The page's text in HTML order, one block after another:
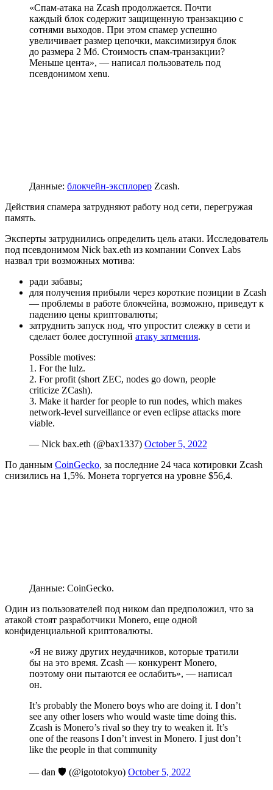
«Спам-атака на Zcash продолжается. Почти
каждый блок содержит защищенную транзакцию с
сотнями выходов. При этом спамер успешно
увеличивает размер цепочки, максимизируя блок
до размера 2 Мб. Стоимость спам-транзакции?
Меньше цента», — написал пользователь под
псевдонимом xenu.
Данные: блокчейн-эксплорер Zcash.
Действия спамера затрудняют работу нод сети, перегружая
память.
Эксперты затруднились определить цель атаки. Исследователь
под псевдонимом Nick bax.eth из компании Convex Labs
назвал три возможных мотива:
ради забавы;
для получения прибыли через короткие позиции в Zcash
— проблемы в работе блокчейна, возможно, приведут к
падению цены криптовалюты;
затруднить запуск нод, что упростит слежку в сети и
сделает более доступной атаку затмения.
Possible motives:
1. For the lulz.
2. For profit (short ZEC, nodes go down, people
criticize ZCash).
3. Make it harder for people to run nodes, which makes
network-level surveillance or even eclipse attacks more
viable.
— Nick bax.eth (@bax1337) October 5, 2022
По данным CoinGecko, за последние 24 часа котировки Zcash
снизились на 1,5%. Монета торгуется на уровне $56,4.
Данные: CoinGecko.
Один из пользователей под ником dan предположил, что за
атакой стоят разработчики Monero, еще одной
конфиденциальной криптовалюты.
«Я не вижу других неудачников, которые тратили
бы на это время. Zcash — конкурент Monero,
поэтому они пытаются ее ослабить», — написал
он.
It’s probably the Monero boys who are doing it. I don’t
see any other losers who would waste time doing this.
Zcash is Monero’s rival so they try to weaken it. It’s
one of the reasons I don’t invest in Monero. I just don’t
like the people in that community
— dan 🛡 (@igototokyo) October 5, 2022